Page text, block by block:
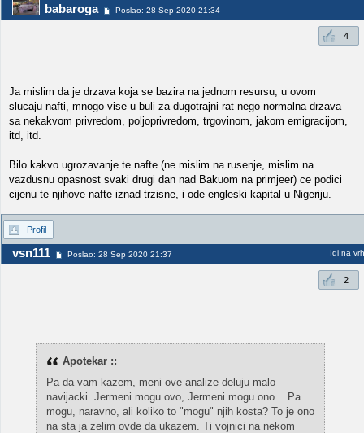
babaroga Poslao: 28 Sep 2020 21:34
4
Ja mislim da je drzava koja se bazira na jednom resursu, u ovom
slucaju nafti, mnogo vise u buli za dugotrajni rat nego normalna drzava
sa nekakvom privredom, poljoprivredom, trgovinom, jakom emigracijom,
itd, itd.
Bilo kakvo ugrozavanje te nafte (ne mislim na rusenje, mislim na
vazdusnu opasnost svaki drugi dan nad Bakuom na primjeer) ce podici
cijenu te njihove nafte iznad trzisne, i ode engleski kapital u Nigeriju.
Profil
vsn111 Poslao: 28 Sep 2020 21:37 Idi na vrh
2
Apotekar ::
Pa da vam kazem, meni ove analize deluju malo
navijacki. Jermeni mogu ovo, Jermeni mogu ono... Pa
mogu, naravno, ali koliko to "mogu" njih kosta? To je ono
na sta ja zelim ovde da ukazem. Ti vojnici na nekom